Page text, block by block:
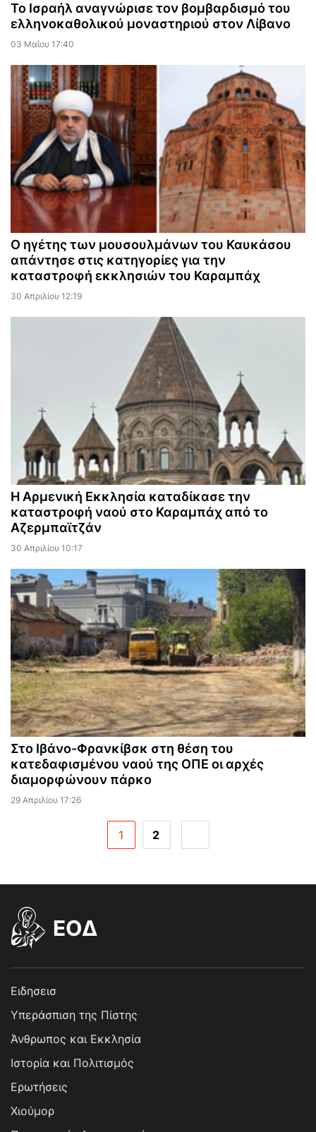
Το Ισραήλ αναγνώρισε τον βομβαρδισμό του
ελληνοκαθολικού μοναστηριού στον Λίβανο
03 Μαΐου 17:40
Ο ηγέτης των μουσουλμάνων του Καυκάσου
απάντησε στις κατηγορίες για την
καταστροφή εκκλησιών του Καραμπάχ
30 Απριλίου 12:19
Η Αρμενική Εκκλησία καταδίκασε την
καταστροφή ναού στο Καραμπάχ από το
Αζερμπαϊτζάν
30 Απριλίου 10:17
Στο Ιβάνο-Φρανκίβσκ στη θέση του
κατεδαφισμένου ναού της ΟΠΕ οι αρχές
διαμορφώνουν πάρκο
29 Απριλίου 17:26
1 2
EOΔ
Ειδησεισ
Υπεράσπιση της Πίστης
Άνθρωπος και Εκκλησία
Ιστορία και Πολιτισμός
Ερωτήσεις
Χιούμορ